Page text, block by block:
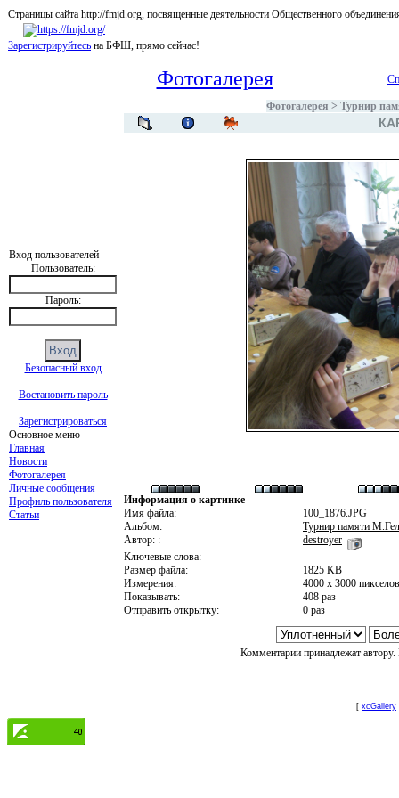
Страницы сайта http://fmjd.org, посвященные деятельности Общественного
Зарегистрируйтесь на БФШ, прямо сейчас!
Вход пользователей
Пользователь:
Пароль:
Безопасный вход
Востановить пароль
Зарегистрироваться
Основное меню
Главная
Новости
Фотогалерея
Личные сообщения
Профиль пользователя
Статьи
Фотогалерея
Фотогалерея > Турнир
Информация о картинке
Имя файла:
100_1876.JPG
Альбом:
Турнир памяти
Автор: :
destroyer
Ключевые слова:
Размер файла:
1825 KB
Измерения:
4000 x 3000 пикселов
Показывать:
408 раз
Отправить открытку:
0 раз
Комментарии принадлежат
[ xcGallery